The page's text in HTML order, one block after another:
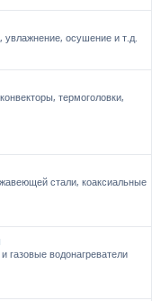
увлажнение, осушение и т.д.
термоголовки,
стали, коаксиальные
газовые водонагреватели